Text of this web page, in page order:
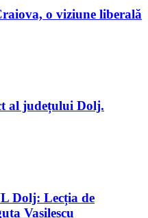
o viziune liberală
al județului Dolj.
Dolj: Lecția de
Vasilescu